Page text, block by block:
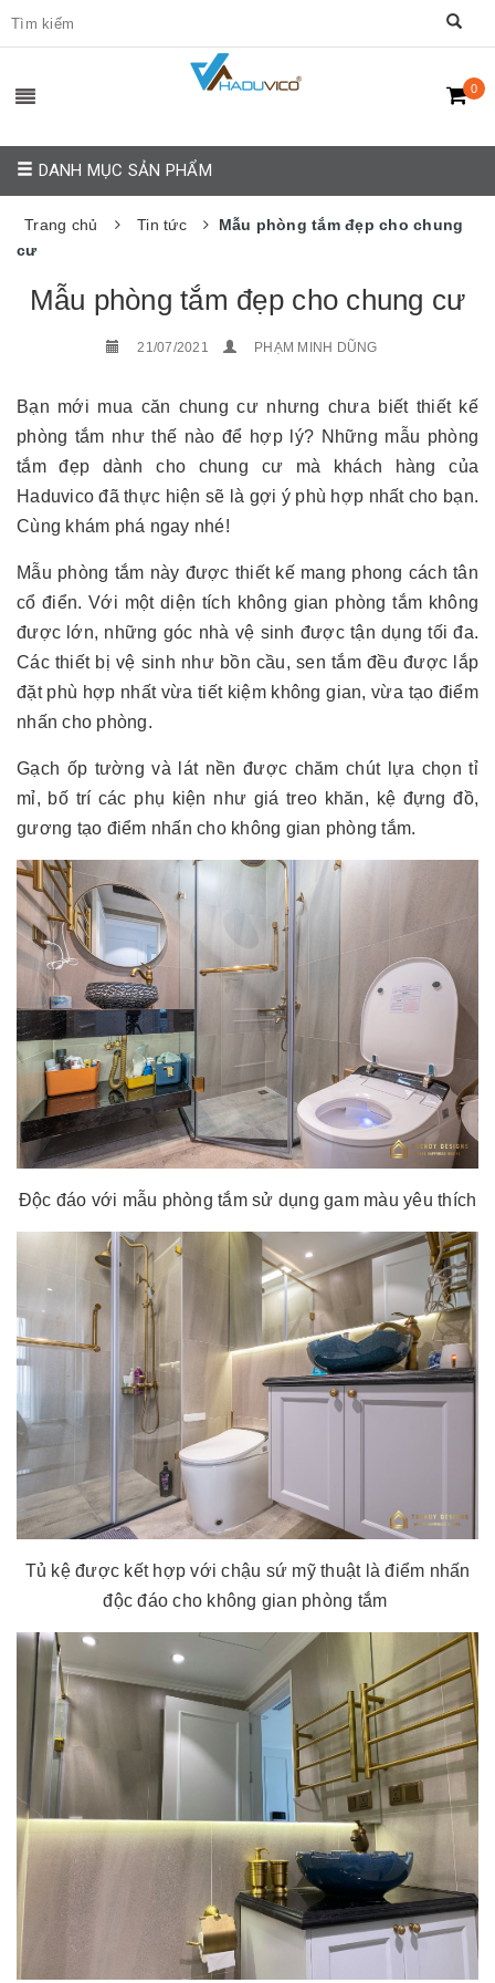
0
DANH MỤC SẢN PHẨM
Trang chủ Tin tức
Mẫu phòng tắm đẹp cho chung
cư
Mẫu phòng tắm đẹp cho chung cư
21/07/2021 PHẠM MINH DŨNG
Bạn mới mua căn chung cư nhưng chưa biết thiết kế
phòng tắm như thế nào để hợp lý? Những mẫu phòng
tắm đẹp dành cho chung cư mà khách hàng của
Haduvico đã thực hiện sẽ là gợi ý phù hợp nhất cho bạn.
Cùng khám phá ngay nhé!
Mẫu phòng tắm này được thiết kế mang phong cách tân
cổ điển. Với một diện tích không gian phòng tắm không
được lớn, những góc nhà vệ sinh được tận dụng tối đa.
Các thiết bị vệ sinh như bồn cầu, sen tắm đều được lắp
đặt phù hợp nhất vừa tiết kiệm không gian, vừa tạo điểm
nhấn cho phòng.
Gạch ốp tường và lát nền được chăm chút lựa chọn tỉ
mỉ, bố trí các phụ kiện như giá treo khăn, kệ đựng đồ,
gương tạo điểm nhấn cho không gian phòng tắm.
Độc đáo với mẫu phòng tắm sử dụng gam màu yêu thích
Tủ kệ được kết hợp với chậu sứ mỹ thuật là điểm nhấn
độc đáo cho không gian phòng tắm